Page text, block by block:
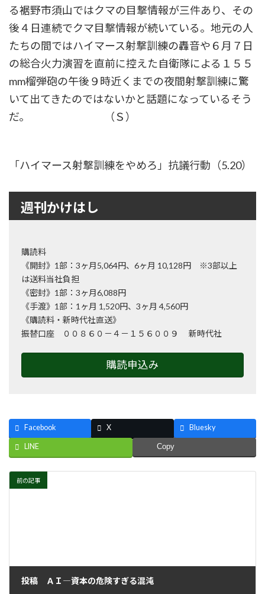
る裾野市須山ではクマの目撃情報が三件あり、その
後４日連続でクマ目撃情報が続いている。地元の人
たちの間ではハイマース射撃訓練の轟音や６月７日
の総合火力演習を直前に控えた自衛隊による１５５
mm榴弾砲の午後９時近くまでの夜間射撃訓練に驚
いて出てきたのではないかと話題になっているそう
だ。 （Ｓ）
「ハイマース射撃訓練をやめろ」抗議行動（5.20）
週刊かけはし
購読料
《開封》1部：3ヶ月5,064円、6ヶ月 10,128円 ※3部以上
は送料当社負担
《密封》1部：3ヶ月6,088円
《手渡》1部：1ヶ月 1,520円、3ヶ月 4,560円
《購読料・新時代社直送》
振替口座 ００８６０－４－１５６００９ 新時代社
購読申込み
Facebook X Bluesky
LINE Copy
前の記事
投稿 ＡＩ―資本の危険すぎる混沌